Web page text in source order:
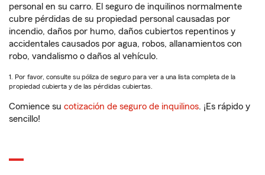
personal en su carro. El seguro de inquilinos normalmente
cubre pérdidas de su propiedad personal causadas por
incendio, daños por humo, daños cubiertos repentinos y
accidentales causados por agua, robos, allanamientos con
robo, vandalismo o daños al vehículo.
1. Por favor, consulte su póliza de seguro para ver a una lista completa de la
propiedad cubierta y de las pérdidas cubiertas.
Comience su cotización de seguro de inquilinos. ¡Es rápido y
sencillo!